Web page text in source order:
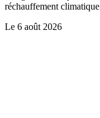
réchauffement
Le 6 août 2026